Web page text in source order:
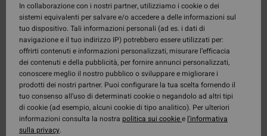
In collaborazione con i nostri partner, utilizziamo i cookie o dei
sistemi equivalenti per salvare e/o accedere a delle informazioni sul
tuo dispositivo. Tali informazioni personali (ad es. i dati di
navigazione e il tuo indirizzo IP) potrebbero essere utilizzati per:
offrirti contenuti e informazioni personalizzati, misurare l’efficacia
dei contenuti e della pubblicità, per fornire annunci personalizzati,
conoscere meglio il nostro pubblico o sviluppare e migliorare i
prodotti dei nostri partner. Puoi configurare la tua scelta fornendo il
tuo consenso all’uso di determinati cookie o negandolo ad altri tipi
di cookie (ad esempio, alcuni cookie di tipo analitico). Per ulteriori
informazioni consulta la nostra politica sui cookiee l'informativa
sulla privacy.